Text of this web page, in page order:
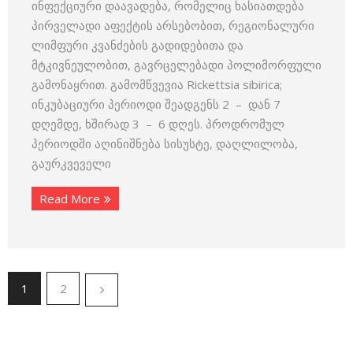
ინფექციური დაავადება, რომელიც ხასიათდება
პირველადი აფექტის არსებობით, რეგიონალური
ლიმფური კვანძების გადიდებითა და
მტკივნეულობით, გავრცელებადი პოლიმორფული
გამონაყრით. გამომწვევია Rickettsia sibirica;
ინკუბაციური პერიოდი შეადგენს 2 – დან 7
დღემდე, ხშირად 3 – 6 დღეს. პროდრომულ
პერიოდში აღინიშნება სისუსტე, დაღლილობა,
გაურკვეველი
Read More
1 2